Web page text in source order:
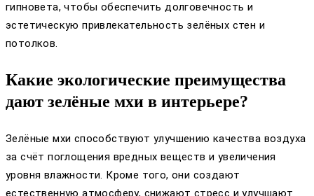
гипновета, чтобы обеспечить долговечность и
эстетическую привлекательность зелёных стен и
потолков.
Какие экологические преимущества
дают зелёные мхи в интерьере?
Зелёные мхи способствуют улучшению качества воздуха
за счёт поглощения вредных веществ и увеличения
уровня влажности. Кроме того, они создают
естественную атмосферу, снижают стресс и улучшают